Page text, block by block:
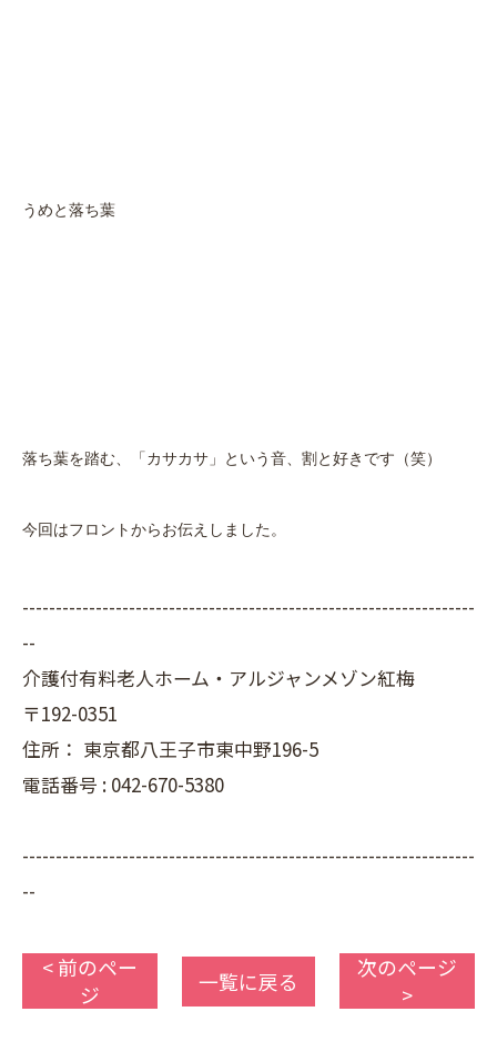
うめと落ち葉
落ち葉を踏む、「カサカサ」という音、割と好きです（笑）
今回はフロントからお伝えしました。
--------------------------------------------------------------------
--
介護付有料老人ホーム・アルジャンメゾン紅梅
〒192-0351
住所： 東京都八王子市東中野196-5
電話番号 : 042-670-5380
--------------------------------------------------------------------
--
< 前のペー
ジ
一覧に戻る
次のページ
>